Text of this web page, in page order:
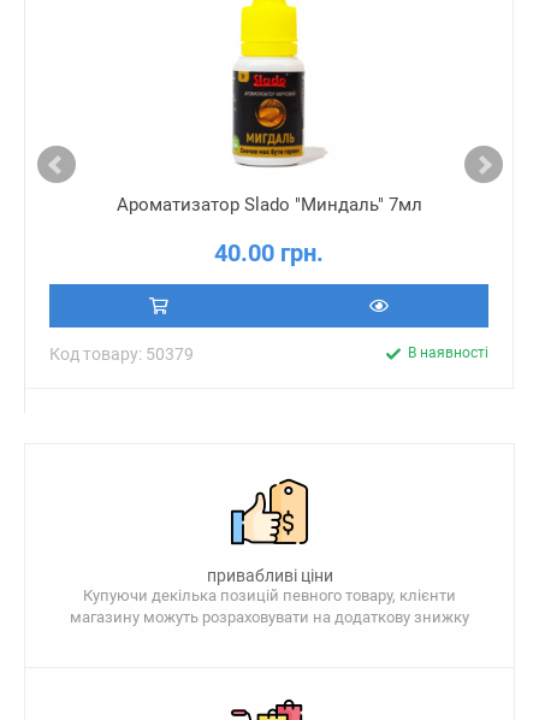
Ароматизатор Slado "Миндаль" 7мл
40.00 грн.
Код товару: 50379 В наявності
привабливі ціни
Купуючи декілька позицій певного товару, клієнти
магазину можуть розраховувати на додаткову знижку